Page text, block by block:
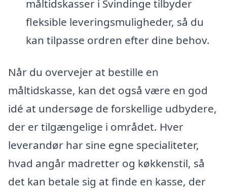
måltidskasser i Svindinge tilbyder
fleksible leveringsmuligheder, så du
kan tilpasse ordren efter dine behov.
Når du overvejer at bestille en
måltidskasse, kan det også være en god
idé at undersøge de forskellige udbydere,
der er tilgængelige i området. Hver
leverandør har sine egne specialiteter,
hvad angår madretter og køkkenstil, så
det kan betale sig at finde en kasse, der